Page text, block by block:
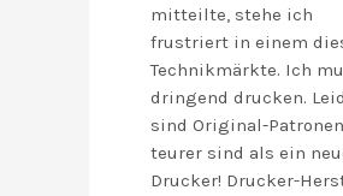
mitteilte, stehe ich
frustriert in einem
Technikmärkte. Ich
dringend drucken.
sind Original-Patronen
teurer sind als ein
Drucker! Drucker-